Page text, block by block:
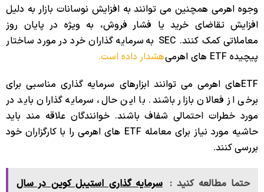
وجوه اهرمی همچنین می توانند به افزایش نوسانات بازار به دلیل
افزایش تقاضای خرید یا فشار فروش، به ویژه در پایان روز
معاملاتی کمک کنند. SEC به سرمایه گذاران خرد در مورد ساختار
پیچیده ETF های اهرمی
هشدار داده است.
ETFهای اهرمی می توانند ابزارهای سرمایه گذاری مناسبی برای
برخی از فعالان بازار باشند. با این حال، سرمایه گذاران باید در
مورد خطرات احتمالی شفاف باشند. خوانندگان علاقه مند باید
حاشیه مورد نیاز برای معامله ETF های اهرمی را با کارگزاران خود
بررسی کنند.
حتما مطالعه کنید : سرمایه گذاری استیبل کوین در سال